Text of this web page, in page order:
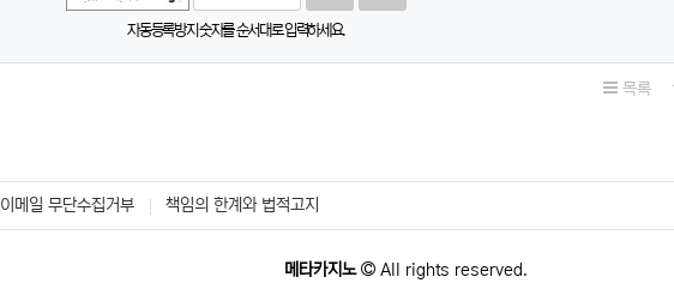
자동등록방지 숫자를 순서대로 입력하세요.
목록
이메일 무단수집거부 책임의 한계와 법적고지
메타카지노 All rights reserved.